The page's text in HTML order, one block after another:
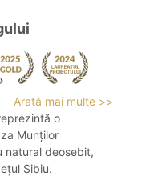
Arată mai multe >>
o
Munților
natural deosebit,
Sibiu.